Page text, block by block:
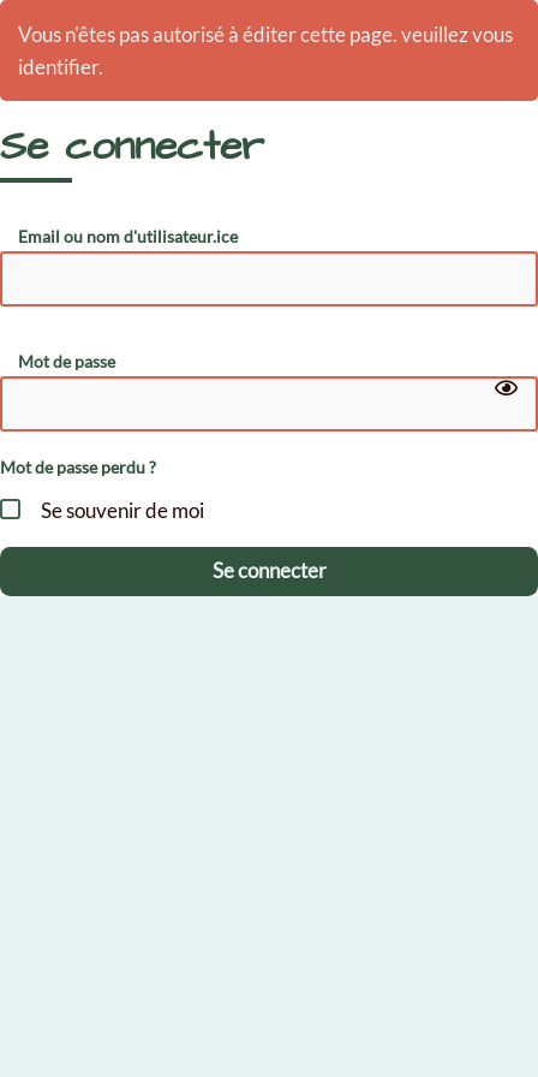
Vous n'êtes pas autorisé à éditer cette page. veuillez vous
identifier.
Se connecter
Email ou nom d'utilisateur.ice
Mot de passe
Mot de passe perdu ?
Se souvenir de moi
Se connecter